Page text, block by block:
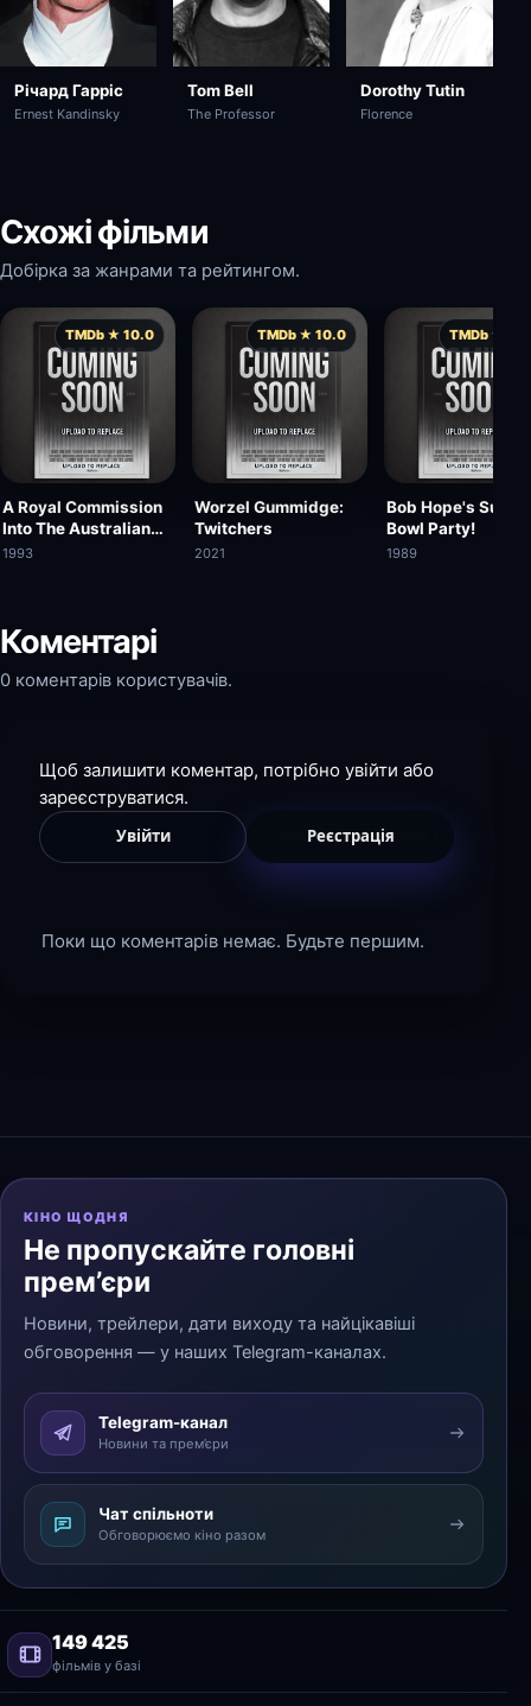
Річард Гарріс
Ernest Kandinsky
Tom Bell
The Professor
Dorothy Tutin
Florence
Схожі фільми
Добірка за жанрами та рейтингом.
TMDb ★ 10.0
A Royal Commission
Into The Australian
Economy
1993
TMDb ★ 10.0
Worzel Gummidge:
Twitchers
2021
TMDb ★
Bob Hope's Super
Bowl Party!
1989
Коментарі
0 коментарів користувачів.
Щоб залишити коментар, потрібно увійти або
зареєструватися.
Увійти Реєстрація
Поки що коментарів немає. Будьте першим.
КІНО ЩОДНЯ
Не пропускайте головні
прем’єри
Новини, трейлери, дати виходу та найцікавіші
обговорення — у наших Telegram-каналах.
Telegram-канал
Новини та прем’єри
Чат спільноти
Обговорюємо кіно разом
149 425
фільмів у базі